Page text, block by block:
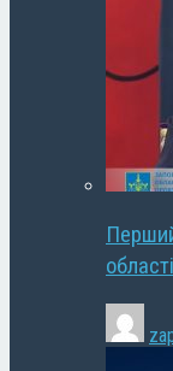
області